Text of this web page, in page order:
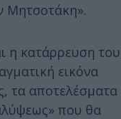
Μητσοτάκη».
η κατάρρευση του
εικόνα
τα αποτελέσματα
που θα